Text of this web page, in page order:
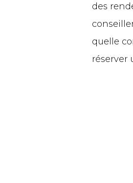
des
quelle
réserver